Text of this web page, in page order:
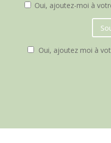
Oui, ajoutez-moi à
Oui, ajoutez moi à